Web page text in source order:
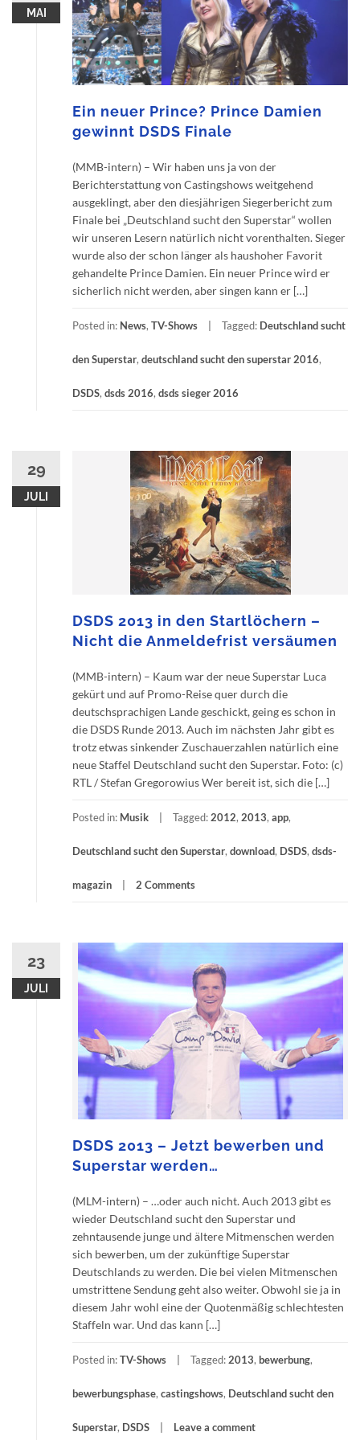
MAI
Ein neuer Prince? Prince Damien
gewinnt DSDS Finale
(MMB-intern) – Wir haben uns ja von der
Berichterstattung von Castingshows weitgehend
ausgeklingt, aber den diesjährigen Siegerbericht zum
Finale bei „Deutschland sucht den Superstar“ wollen
wir unseren Lesern natürlich nicht vorenthalten. Sieger
wurde also der schon länger als haushoher Favorit
gehandelte Prince Damien. Ein neuer Prince wird er
sicherlich nicht werden, aber singen kann er […]
Posted in: News, TV-Shows Tagged: Deutschland sucht
den Superstar, deutschland sucht den superstar 2016,
DSDS, dsds 2016, dsds sieger 2016
29
JULI
DSDS 2013 in den Startlöchern –
Nicht die Anmeldefrist versäumen
(MMB-intern) – Kaum war der neue Superstar Luca
gekürt und auf Promo-Reise quer durch die
deutschsprachigen Lande geschickt, geing es schon in
die DSDS Runde 2013. Auch im nächsten Jahr gibt es
trotz etwas sinkender Zuschauerzahlen natürlich eine
neue Staffel Deutschland sucht den Superstar. Foto: (c)
RTL / Stefan Gregorowius Wer bereit ist, sich die […]
Posted in: Musik Tagged:2012, 2013, app,
Deutschland sucht den Superstar, download, DSDS, dsds-
magazin 2 Comments
23
JULI
DSDS 2013 – Jetzt bewerben und
Superstar werden…
(MLM-intern) – …oder auch nicht. Auch 2013 gibt es
wieder Deutschland sucht den Superstar und
zehntausende junge und ältere Mitmenschen werden
sich bewerben, um der zukünftige Superstar
Deutschlands zu werden. Die bei vielen Mitmenschen
umstrittene Sendung geht also weiter. Obwohl sie ja in
diesem Jahr wohl eine der Quotenmäßig schlechtesten
Staffeln war. Und das kann […]
Posted in:TV-Shows Tagged:2013, bewerbung,
bewerbungsphase, castingshows, Deutschland sucht den
Superstar, DSDS Leave a comment